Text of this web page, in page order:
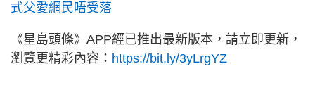
式父愛網民唔受落
《星島頭條》APP經已推出最新版本，請立即更新，
瀏覽更精彩內容： https://bit.ly/3yLrgYZ